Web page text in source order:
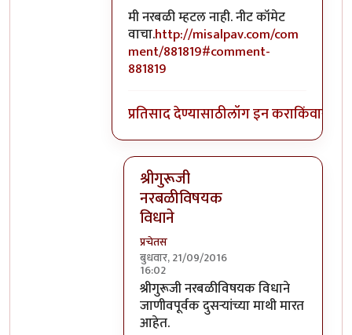
मी नरबळी म्हटल नाही. नीट कॉमेट
वाचा.http://misalpav.com/com
ment/881819#comment-
881819
प्रतिसाद देण्यासाठीलॉग इन कराकिंवा
श्रीगुरूजी
नरबळीविषयक
विधाने
प्रचेतस
बुधवार, 21/09/2016
16:02
In reply toघाटपांड्यांनी नारळ फोडणे
श्रीगुरूजी नरबळीविषयक विधाने
जाणीवपूर्वक दुसऱ्यांच्या माथी मारत
आहेत.